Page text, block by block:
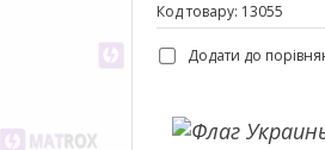
Код товару: 13055
Додати до